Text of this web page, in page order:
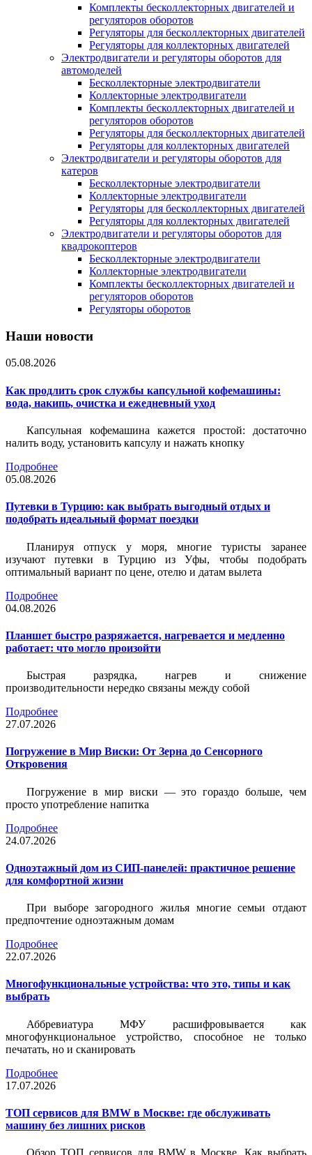
Комплекты бесколлекторных двигателей и
регуляторов оборотов
Регуляторы для бесколлекторных двигателей
Регуляторы для коллекторных двигателей
Электродвигатели и регуляторы оборотов для
автомоделей
Бесколлекторные электродвигатели
Коллекторные электродвигатели
Комплекты бесколлекторных двигателей и
регуляторов оборотов
Регуляторы для бесколлекторных двигателей
Регуляторы для коллекторных двигателей
Электродвигатели и регуляторы оборотов для
катеров
Бесколлекторные электродвигатели
Коллекторные электродвигатели
Регуляторы для бесколлекторных двигателей
Регуляторы для коллекторных двигателей
Электродвигатели и регуляторы оборотов для
квадрокоптеров
Бесколлекторные электродвигатели
Коллекторные электродвигатели
Комплекты бесколлекторных двигателей и
регуляторов оборотов
Регуляторы оборотов
Наши новости
05.08.2026
Как продлить срок службы капсульной кофемашины:
вода, накипь, очистка и ежедневный уход
Капсульная кофемашина кажется простой: достаточно
налить воду, установить капсулу и нажать кнопку
Подробнее
05.08.2026
Путевки в Турцию: как выбрать выгодный отдых и
подобрать идеальный формат поездки
Планируя отпуск у моря, многие туристы заранее
изучают путевки в Турцию из Уфы, чтобы подобрать
оптимальный вариант по цене, отелю и датам вылета
Подробнее
04.08.2026
Планшет быстро разряжается, нагревается и медленно
работает: что могло произойти
Быстрая разрядка, нагрев и снижение
производительности нередко связаны между собой
Подробнее
27.07.2026
Погружение в Мир Виски: От Зерна до Сенсорного
Откровения
Погружение в мир виски — это гораздо больше, чем
просто употребление напитка
Подробнее
24.07.2026
Одноэтажный дом из СИП-панелей: практичное решение
для комфортной жизни
При выборе загородного жилья многие семьи отдают
предпочтение одноэтажным домам
Подробнее
22.07.2026
Многофункциональные устройства: что это, типы и как
выбрать
Аббревиатура МФУ расшифровывается как
многофункциональное устройство, способное не только
печатать, но и сканировать
Подробнее
17.07.2026
ТОП сервисов для BMW в Москве: где обслуживать
машину без лишних рисков